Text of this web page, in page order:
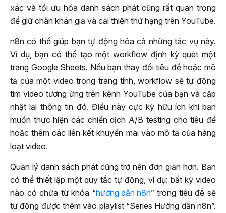
xác và tối ưu hóa danh sách phát cũng rất quan trọng
để giữ chân khán giả và cải thiện thứ hạng trên YouTube.
n8n có thể giúp bạn tự động hóa cả những tác vụ này.
Ví dụ, bạn có thể tạo một workflow định kỳ quét một
trang Google Sheets. Nếu bạn thay đổi tiêu đề hoặc mô
tả của một video trong trang tính, workflow sẽ tự động
tìm video tương ứng trên kênh YouTube của bạn và cập
nhật lại thông tin đó. Điều này cực kỳ hữu ích khi bạn
muốn thực hiện các chiến dịch A/B testing cho tiêu đề
hoặc thêm các liên kết khuyến mãi vào mô tả của hàng
loạt video.
Quản lý danh sách phát cũng trở nên đơn giản hơn. Bạn
có thể thiết lập một quy tắc tự động, ví dụ: bất kỳ video
nào có chứa từ khóa “hướng dẫn n8n” trong tiêu đề sẽ
tự động được thêm vào playlist “Series Hướng dẫn n8n”.